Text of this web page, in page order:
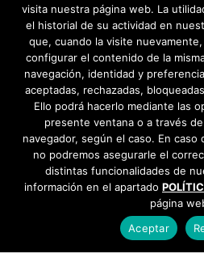
visita nuestra página web. La
el historial de su actividad en
que, cuando la visite
configurar el contenido de la
navegación, identidad y
aceptadas, rechazadas,
Ello podrá hacerlo mediante las
presente ventana o a través
navegador, según el caso. En caso
no podremos asegurarle el
distintas funcionalidades de
información en el apartado
página
Aceptar